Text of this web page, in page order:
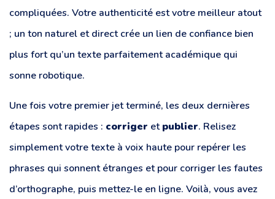
compliquées. Votre authenticité est votre meilleur atout
; un ton naturel et direct crée un lien de confiance bien
plus fort qu’un texte parfaitement académique qui
sonne robotique.
Une fois votre premier jet terminé, les deux dernières
étapes sont rapides : corriger etpublier. Relisez
simplement votre texte à voix haute pour repérer les
phrases qui sonnent étranges et pour corriger les fautes
d’orthographe, puis mettez-le en ligne. Voilà, vous avez